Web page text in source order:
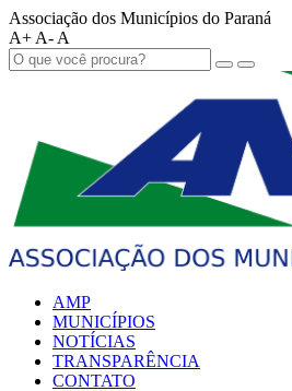
Associação dos Municípios do Paraná
A+ A- A
AMP
MUNICÍPIOS
NOTÍCIAS
TRANSPARÊNCIA
CONTATO